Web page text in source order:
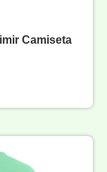
Camiseta